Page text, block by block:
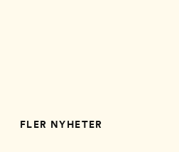
FLER NYHETER